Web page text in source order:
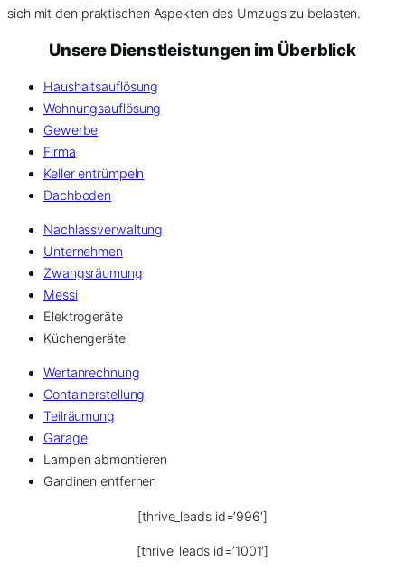
sich mit den praktischen Aspekten des Umzugs zu belasten.
Unsere Dienstleistungen im Überblick
Haushaltsauflösung
Wohnungsauflösung
Gewerbe
Firma
Keller entrümpeln
Dachboden
Nachlassverwaltung
Unternehmen
Zwangsräumung
Messi
Elektrogeräte
Küchengeräte
Wertanrechnung
Containerstellung
Teilräumung
Garage
Lampen abmontieren
Gardinen entfernen
[thrive_leads id=’996′]
[thrive_leads id=’1001′]